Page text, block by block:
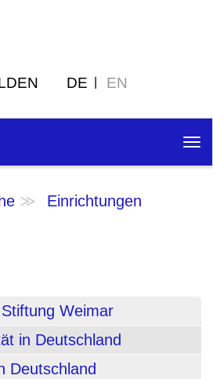
DE EN
Einrichtungen
Weimar
in Deutschland
Deutschland